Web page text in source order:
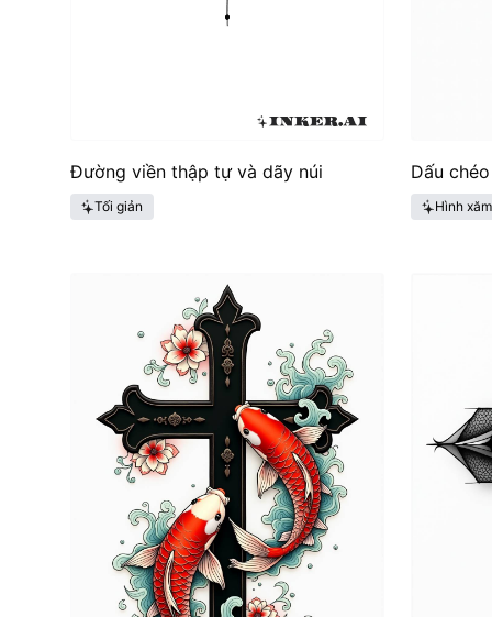
Đường viền thập tự và dãy núi
Tối giản
Dấu
Hình